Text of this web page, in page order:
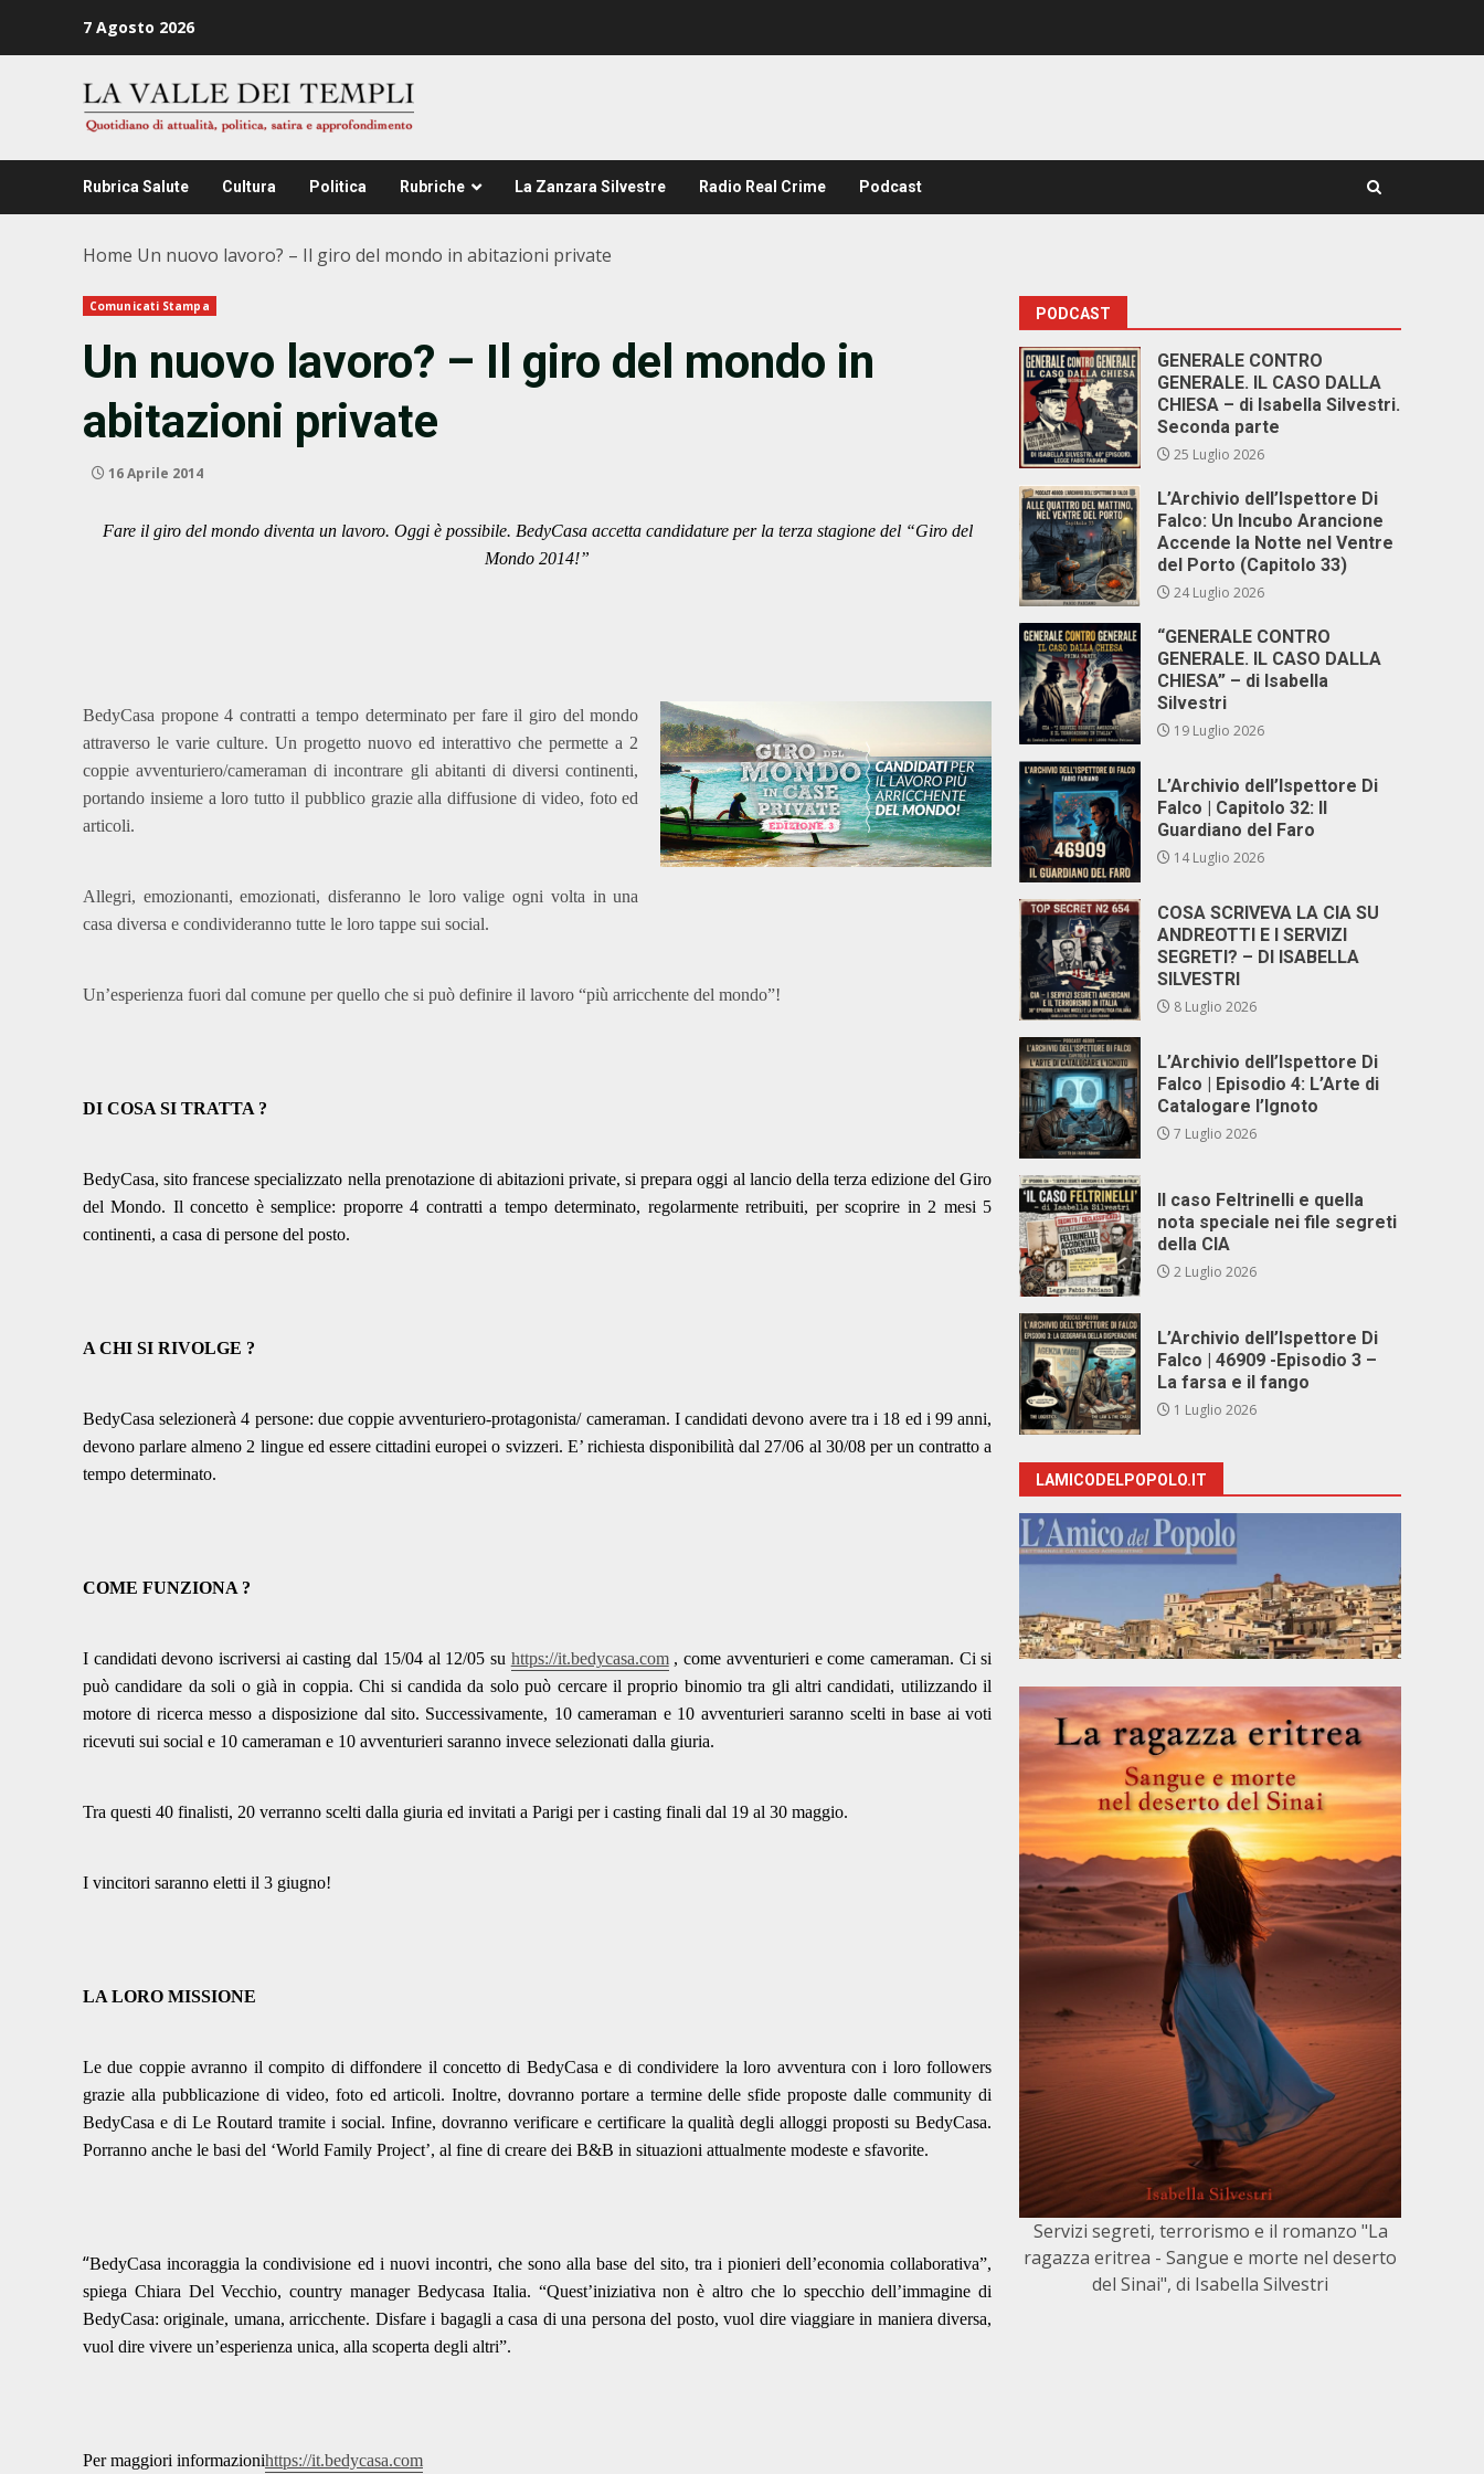
7 Agosto 2026
Rubrica Salute Cultura Politica Rubriche La Zanzara Silvestre Radio Real Crime Podcast
Home Un nuovo lavoro? – Il giro del mondo in abitazioni private
Comunicati Stampa
Un nuovo lavoro? – Il giro del mondo in
abitazioni private
16 Aprile 2014
Fare il giro del mondo diventa un lavoro. Oggi è possibile. BedyCasa accetta candidature per la terza stagione del “Giro del
Mondo 2014!”
BedyCasa propone 4 contratti a tempo determinato per fare il giro del mondo
attraverso le varie culture. Un progetto nuovo ed interattivo che permette a 2
coppie avventuriero/cameraman di incontrare gli abitanti di diversi continenti,
portando insieme a loro tutto il pubblico grazie alla diffusione di video, foto ed
articoli.
Allegri, emozionanti, emozionati, disferanno le loro valige ogni volta in una
casa diversa e condivideranno tutte le loro tappe sui social.
Un’esperienza fuori dal comune per quello che si può definire il lavoro “più arricchente del mondo”!
DI COSA SI TRATTA ?
BedyCasa, sito francese specializzato nella prenotazione di abitazioni private, si prepara oggi al lancio della terza edizione del Giro
del Mondo. Il concetto è semplice: proporre 4 contratti a tempo determinato, regolarmente retribuiti, per scoprire in 2 mesi 5
continenti, a casa di persone del posto.
A CHI SI RIVOLGE ?
BedyCasa selezionerà 4 persone: due coppie avventuriero-protagonista/ cameraman. I candidati devono avere tra i 18 ed i 99 anni,
devono parlare almeno 2 lingue ed essere cittadini europei o svizzeri. E’ richiesta disponibilità dal 27/06 al 30/08 per un contratto a
tempo determinato.
COME FUNZIONA ?
I candidati devono iscriversi ai casting dal 15/04 al 12/05 su https://it.bedycasa.com, come avventurieri e come cameraman. Ci si
può candidare da soli o già in coppia. Chi si candida da solo può cercare il proprio binomio tra gli altri candidati, utilizzando il
motore di ricerca messo a disposizione dal sito. Successivamente, 10 cameraman e 10 avventurieri saranno scelti in base ai voti
ricevuti sui social e 10 cameraman e 10 avventurieri saranno invece selezionati dalla giuria.
Tra questi 40 finalisti, 20 verranno scelti dalla giuria ed invitati a Parigi per i casting finali dal 19 al 30 maggio.
I vincitori saranno eletti il 3 giugno!
LA LORO MISSIONE
Le due coppie avranno il compito di diffondere il concetto di BedyCasa e di condividere la loro avventura con i loro followers
grazie alla pubblicazione di video, foto ed articoli. Inoltre, dovranno portare a termine delle sfide proposte dalle community di
BedyCasa e di Le Routard tramite i social. Infine, dovranno verificare e certificare la qualità degli alloggi proposti su BedyCasa.
Porranno anche le basi del ‘World Family Project’, al fine di creare dei B&B in situazioni attualmente modeste e sfavorite.
“BedyCasa incoraggia la condivisione ed i nuovi incontri, che sono alla base del sito, tra i pionieri dell’economia collaborativa”,
spiega Chiara Del Vecchio, country manager Bedycasa Italia. “Quest’iniziativa non è altro che lo specchio dell’immagine di
BedyCasa: originale, umana, arricchente. Disfare i bagagli a casa di una persona del posto, vuol dire viaggiare in maniera diversa,
vuol dire vivere un’esperienza unica, alla scoperta degli altri”.
Per maggiori informazionihttps://it.bedycasa.com
PODCAST
GENERALE CONTRO
GENERALE. IL CASO DALLA
CHIESA – di Isabella Silvestri.
Seconda parte
25 Luglio 2026
L’Archivio dell’Ispettore Di
Falco: Un Incubo Arancione
Accende la Notte nel Ventre
del Porto (Capitolo 33)
24 Luglio 2026
“GENERALE CONTRO
GENERALE. IL CASO DALLA
CHIESA” – di Isabella
Silvestri
19 Luglio 2026
L’Archivio dell’Ispettore Di
Falco | Capitolo 32: Il
Guardiano del Faro
14 Luglio 2026
COSA SCRIVEVA LA CIA SU
ANDREOTTI E I SERVIZI
SEGRETI? – DI ISABELLA
SILVESTRI
8 Luglio 2026
L’Archivio dell’Ispettore Di
Falco | Episodio 4: L’Arte di
Catalogare l’Ignoto
7 Luglio 2026
Il caso Feltrinelli e quella
nota speciale nei file segreti
della CIA
2 Luglio 2026
L’Archivio dell’Ispettore Di
Falco | 46909 -Episodio 3 –
La farsa e il fango
1 Luglio 2026
LAMICODELPOPOLO.IT
Servizi segreti, terrorismo e il romanzo "La
ragazza eritrea - Sangue e morte nel deserto
del Sinai", di Isabella Silvestri